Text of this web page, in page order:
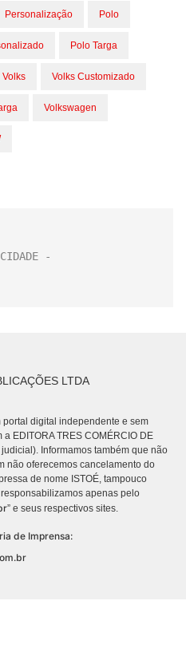
Personalização Polo
Polo Targa
Volks Volks Customizado
Volkswagen
LTDA
portal digital independente e sem
EDITORA TRES COMÉRCIO DE
Informamos também que não
não oferecemos cancelamento do
de nome ISTOÉ, tampouco
apenas pelo
” e seus respectivos sites.
de Imprensa: